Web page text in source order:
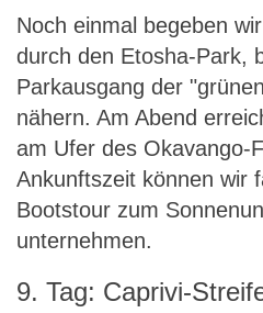
Noch einmal begeben
durch den Etosha-Park,
Parkausgang der
nähern. Am Abend
am Ufer des Okavango-
Ankunftszeit können wir
Bootstour zum
unternehmen.
9. Tag: Caprivi-